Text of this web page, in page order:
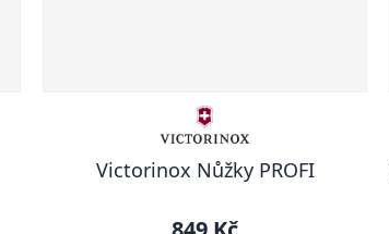
Victorinox Nůžky PROFI